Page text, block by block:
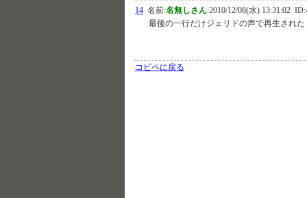
14 名前:名無しさん:2010/12/08(水) 13:31:02
最後の一行だけジェリドの声で再生された
コピペに戻る